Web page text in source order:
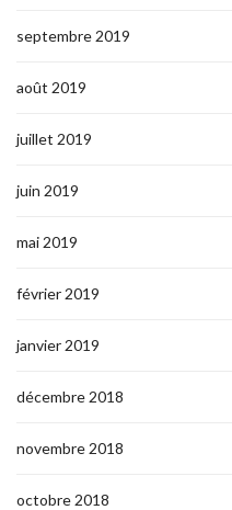
septembre 2019
août 2019
juillet 2019
juin 2019
mai 2019
février 2019
janvier 2019
décembre 2018
novembre 2018
octobre 2018